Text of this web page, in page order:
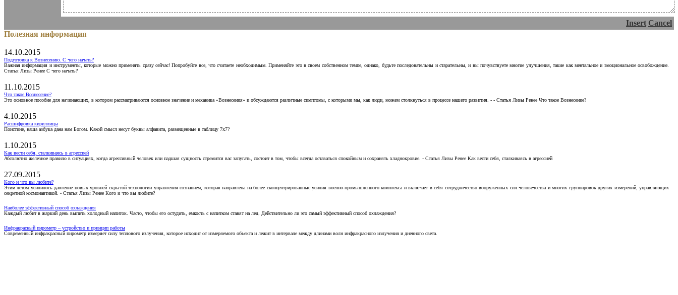
Insert Cancel
Полезная информация
14.10.2015
Подготовка к Вознесению. С чего начать?
Важная информация и инструменты, которые можно применять сразу сейчас! Попробуйте все, что считаете необходимым. Применяйте это в своем собственном темпе, однако, будьте последовательны и старательны, и вы почувствуете многие улучшения, такие как ментальное и эмоциональное освобождение.
Статья Лизы Ренее С чего начать?
11.10.2015
Что такое Вознесение?
Это основное пособие для начинающих, в котором рассматриваются основное значение и механика «Вознесения» и обсуждаются различные симптомы, с которыми мы, как люди, можем столкнуться в процессе нашего развития. - - Статья Лизы Ренее Что такое Вознесение?
4.10.2015
Расшифровка кириллицы
Поистине, наша азбука дана нам Богом. Какой смысл несут буквы алфавита, размещенные в таблицу 7х7?
1.10.2015
Как вести себя, сталкиваясь в агрессией
Абсолютно железное правило в ситуациях, когда агрессивный человек или падшая сущность стремится вас запугать, состоит в том, чтобы всегда оставаться спокойным и сохранять хладнокровие. - Статья Лизы Ренее Как вести себя, сталкиваясь в агрессией
27.09.2015
Кого и что вы любите?
Этим летом усилилось давление новых уровней скрытой технологии управления сознанием, которая направлена на более сконцентрированные усилия военно-промышленного комплекса и включает в себя сотрудничество вооруженных сил человечества и многих группировок других измерений, управляющих
секретной космонавтикой. - Статья Лизы Ренее Кого и что вы любите?
Наиболее эффективный способ охлаждения
Каждый любит в жаркий день выпить холодный напиток. Часто, чтобы его остудить, емкость с напитком ставят на лед. Действительно ли это самый эффективный способ охлаждения?
Инфракрасный пирометр – устройство и принцип работы
Современный инфракрасный пирометр измеряет силу теплового излучения, которое исходит от измеряемого объекта и лежит в интервале между длинами волн инфракрасного излучения и дневного света.